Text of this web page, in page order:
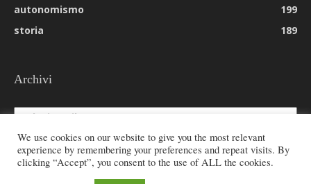
autonomismo
199
storia
189
Archivi
Archivi
We use cookies on our website to give you the most relevant
experience by remembering your preferences and repeat visits. By
clicking “Accept”, you consent to the use of ALL the cookies.